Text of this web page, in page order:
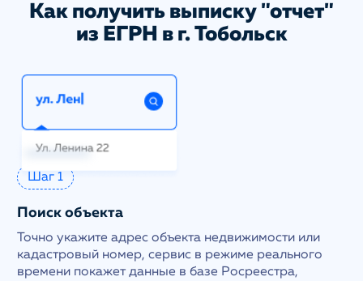
Как получить выписку "отчет"
из ЕГРН в г. Тобольск
Шаг 1
Поиск объекта
Точно укажите адрес объекта недвижимости или
кадастровый номер, сервис в режиме реального
времени покажет данные в базе Росреестра,